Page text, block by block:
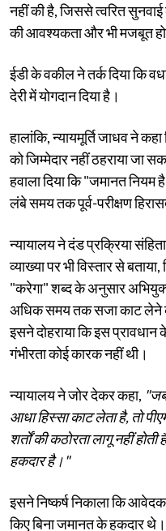
नहीं की है, जिससे त्वरित
की आवश्यकता और भी मजबूत
ईडी के वकील ने तर्क दिया कि
देरी में योगदान दिया है।
हालांकि, न्यायमूर्ति जाधव ने
को जिम्मेदार नहीं ठहराया जा
हवाला दिया कि "जमानत
लंबे समय तक पूर्व-परीक्षण
न्यायालय ने दंड प्रक्रिया
व्याख्या पर भी विस्तार से
"करेगा" शब्द के अनुसार
अधिक समय तक सजा काट लेने के
इसने दोहराया कि इस
गंभीरता कोई कारक नहीं थी।
न्यायालय ने जोर देकर कहा,
आधा हिस्सा काट लेता है, तो
शर्तों की कठोरता लागू नहीं
हकदार है।"
इसने निष्कर्ष निकाला कि
किए बिना जमानत के हकदार थे।